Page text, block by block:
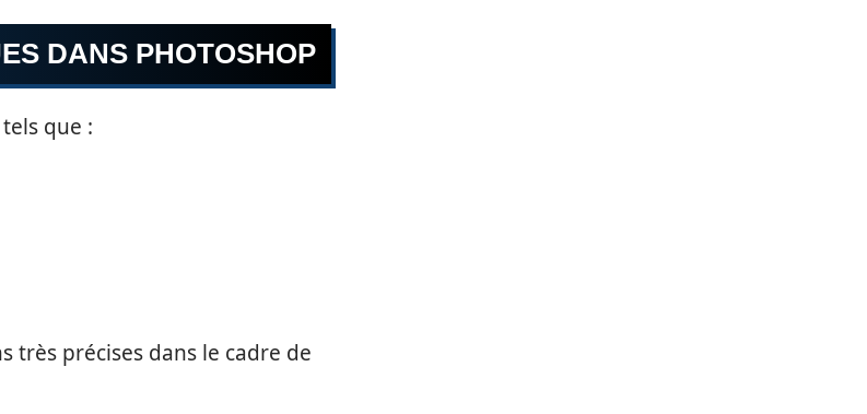
DANS PHOTOSHOP
que :
très précises dans le cadre de